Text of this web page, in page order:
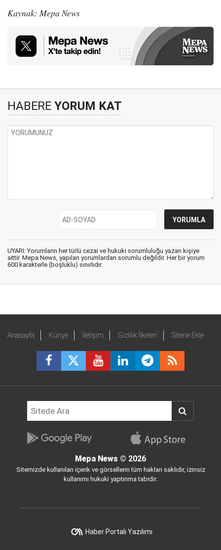
Kaynak: Mepa News
HABERE YORUM KAT
UYARI: Yorumların her türlü cezai ve hukuki sorumluluğu yazan kişiye
aittir. Mepa News, yapılan yorumlardan sorumlu değildir. Her bir yorum
600 karakterle (boşluklu) sınırlıdır.
Anasayfa Künye İletişim Gizlilik İlkeleri Sitene Ekle
Mepa News © 2026
Sitemizde kullanılan içerik ve görsellerin tüm hakları saklıdır, izinsiz
kullanımı hukuki yaptırıma tabidir.
Haber Portalı Yazılımı